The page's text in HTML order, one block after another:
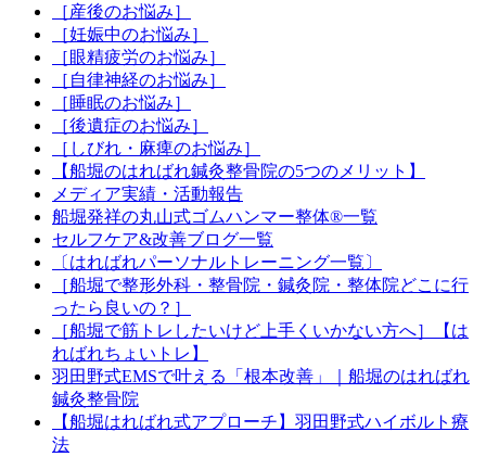
［産後のお悩み］
［妊娠中のお悩み］
［眼精疲労のお悩み］
［自律神経のお悩み］
［睡眠のお悩み］
［後遺症のお悩み］
［しびれ・麻痺のお悩み］
【船堀のはればれ鍼灸整骨院の5つのメリット】
メディア実績・活動報告
船堀発祥の丸山式ゴムハンマー整体®︎一覧
セルフケア&改善ブログ一覧
〔はればれパーソナルトレーニング一覧〕
［船堀で整形外科・整骨院・鍼灸院・整体院どこに行
ったら良いの？］
［船堀で筋トレしたいけど上手くいかない方へ］【は
ればれちょいトレ】
羽田野式EMSで叶える「根本改善」｜船堀のはればれ
鍼灸整骨院
【船堀はればれ式アプローチ】羽田野式ハイボルト療
法